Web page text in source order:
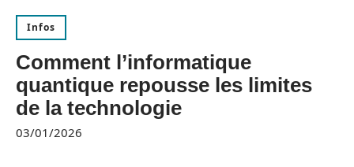
Infos
Comment l’informatique
quantique repousse les limites
de la technologie
03/01/2026